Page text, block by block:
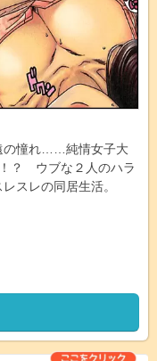
の憧れ……純情女子大
？ ウブな２人のハラ
スレの同居生活。